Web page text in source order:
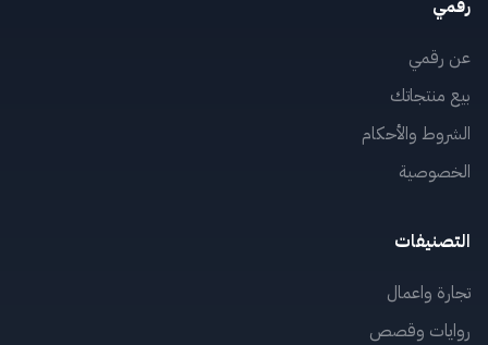
رقمي
عن رقمي
بيع منتجاتك
الشروط والأحكام
الخصوصية
التصنيفات
تجارة واعمال
روايات وقصص